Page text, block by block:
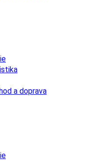
a doprava